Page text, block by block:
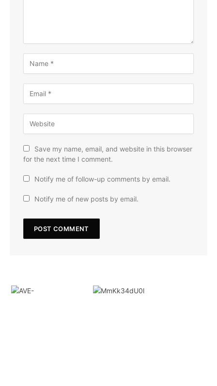
Save my name, email, and website in this browser
for the next time I comment.
Notify me of follow-up comments by email.
Notify me of new posts by email.